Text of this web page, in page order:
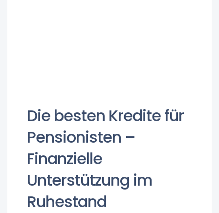
Die besten Kredite für
Pensionisten –
Finanzielle
Unterstützung im
Ruhestand